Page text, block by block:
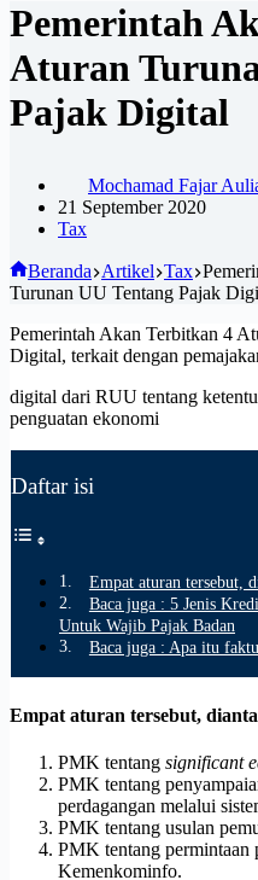
Pemerintah
Aturan
Pajak Digital
Mochamad Fajar
21 September 2020
Tax
Beranda Artikel Tax
Turunan UU Tentang Pajak
Pemerintah Akan Terbitkan 4
Digital, terkait dengan
digital dari RUU tentang
penguatan ekonomi
Daftar isi
Empat aturan tersebut,
Baca juga : 5 Jenis
Untuk Wajib Pajak Badan
Baca juga : Apa itu
Empat aturan tersebut,
PMK tentang significant
PMK tentang
perdagangan melalui
PMK tentang usulan
PMK tentang permintaan
Kemenkominfo.